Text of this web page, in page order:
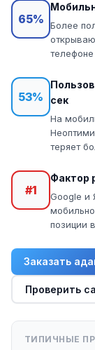
65%
Более
53%
сек
На
теряет
#1
Фактор
Google и
позиции
Заказать
Проверить
ТИПИЧНЫЕ